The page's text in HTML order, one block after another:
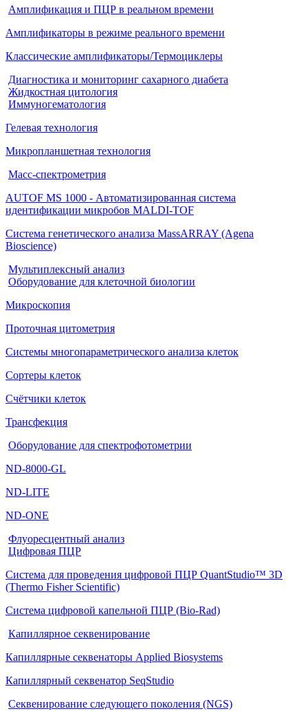
Амплификация и ПЦР в реальном времени
Амплификаторы в режиме реального времени
Классические амплификаторы/Термоциклеры
Диагностика и мониторинг сахарного диабета
Жидкостная цитология
Иммуногематология
Гелевая технология
Микропланшетная технология
Масс-спектрометрия
AUTOF MS 1000 - Автоматизированная система
идентификации микробов MALDI-TOF
Система генетического анализа MassARRAY (Agena
Bioscience)
Мультиплексный анализ
Оборудование для клеточной биологии
Микроскопия
Проточная цитометрия
Системы многопараметрического анализа клеток
Сортеры клеток
Счётчики клеток
Трансфекция
Оборудование для спектрофотометрии
ND-8000-GL
ND-LITE
ND-ONE
Флуоресцентный анализ
Цифровая ПЦР
Система для проведения цифровой ПЦР QuantStudio™ 3D
(Thermo Fisher Scientific)
Система цифровой капельной ПЦР (Bio-Rad)
Капиллярное секвенирование
Капиллярные секвенаторы Applied Biosystems
Капиллярный секвенатор SeqStudio
Секвенирование следующего поколения (NGS)